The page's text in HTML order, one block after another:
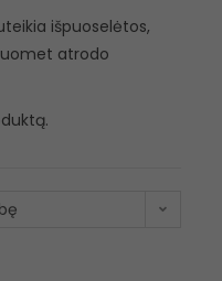
išpuoselėtos,
atrodo